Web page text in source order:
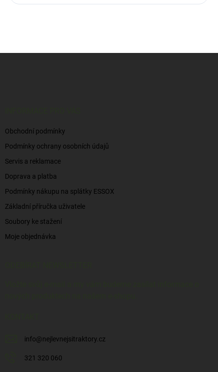
Obchodní podmínky
Podmínky ochrany osobních údajů
Servis a reklamace
Doprava a platba
Podmínky nákupu na splátky ESSOX
Základní příručka uživatele
Soubory ke stažení
Moje objednávka
info@nejlevnejsitraktory.cz
321 320 060